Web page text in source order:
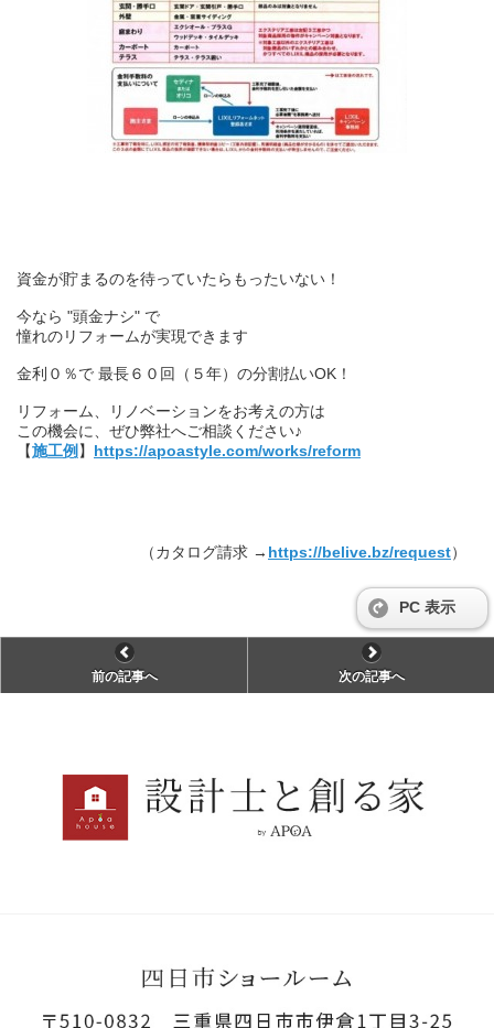
資金が貯まるのを待っていたらもったいない！
今なら "頭金ナシ" で
憧れのリフォームが実現できます
金利０％で 最長６０回（５年）の分割払いOK！
リフォーム、リノベーションをお考えの方は
この機会に、ぜひ弊社へご相談ください♪
【施工例 】 https://apoastyle.com/works/reform
（カタログ請求 → https://belive.bz/request）
PC 表示
前の記事へ 次の記事へ